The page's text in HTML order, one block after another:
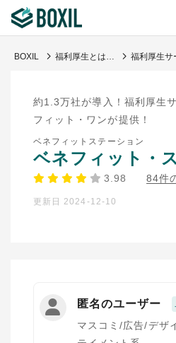
診断から探す(β版)
記事から探す
BOXIL 福利厚生とは？種類・事例・おすすめ福利厚生サービスなど充実に役立つ情報まとめ
約1.3万社が導入！福利厚生
フィット・ワンが提供！
ベネフィットステーション
ベネフィット・
3.98 84件
更新日 2024-12-10
匿名のユーザー
マスコミ/広告/デザ